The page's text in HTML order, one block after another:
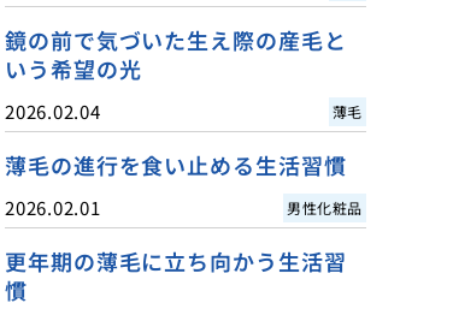
鏡の前で気づいた生え際の産毛と
いう希望の光
2026.02.04 薄毛
薄毛の進行を食い止める生活習慣
2026.02.01 男性化粧品
更年期の薄毛に立ち向かう生活習
慣